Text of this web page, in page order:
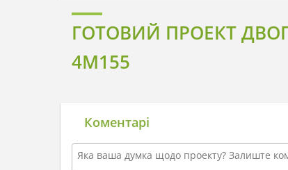
ГОТОВИЙ ПРОЕКТ
4M155
Коментарі